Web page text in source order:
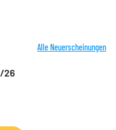
Alle Neuerscheinungen
26